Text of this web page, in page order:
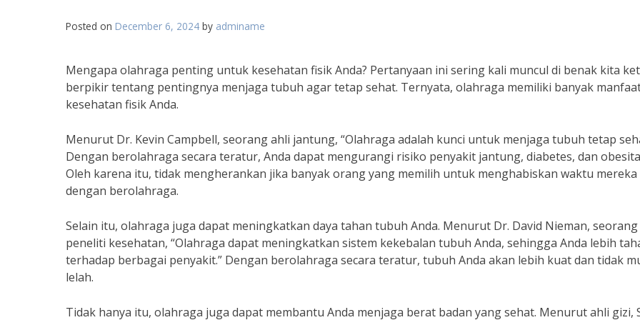
Posted on December 6, 2024 by adminame
Mengapa olahraga penting untuk kesehatan fisik Anda? Pertanyaan ini sering kali muncul di benak kita
berpikir tentang pentingnya menjaga tubuh agar tetap sehat. Ternyata, olahraga memiliki banyak
kesehatan fisik Anda.
Menurut Dr. Kevin Campbell, seorang ahli jantung, “Olahraga adalah kunci untuk menjaga tubuh tetap
Dengan berolahraga secara teratur, Anda dapat mengurangi risiko penyakit jantung, diabetes, dan
Oleh karena itu, tidak mengherankan jika banyak orang yang memilih untuk menghabiskan waktu mereka
dengan berolahraga.
Selain itu, olahraga juga dapat meningkatkan daya tahan tubuh Anda. Menurut Dr. David Nieman, seorang
peneliti kesehatan, “Olahraga dapat meningkatkan sistem kekebalan tubuh Anda, sehingga Anda lebih
terhadap berbagai penyakit.” Dengan berolahraga secara teratur, tubuh Anda akan lebih kuat dan tidak
lelah.
Tidak hanya itu, olahraga juga dapat membantu Anda menjaga berat badan yang sehat. Menurut ahli gizi,